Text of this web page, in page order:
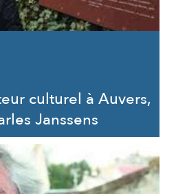
culturel à Auvers,
Janssens